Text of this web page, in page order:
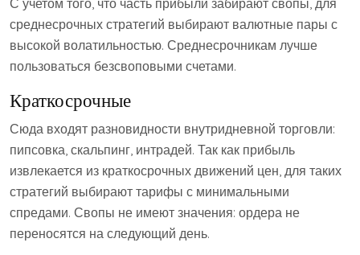
среднесрочных стратегий выбирают валютные пары с
высокой волатильностью. Среднесрочникам лучше
пользоваться безсвоповыми счетами.
Краткосрочные
Сюда входят разновидности внутридневной торговли:
пипсовка, скальпинг, интрадей. Так как прибыль
извлекается из краткосрочных движений цен, для таких
стратегий выбирают тарифы с минимальными
спредами. Свопы не имеют значения: ордера не
переносятся на следующий день.